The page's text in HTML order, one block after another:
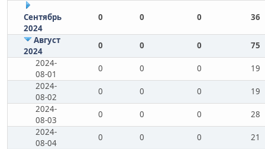
Сентябрь
2024
0 0 0 36
Август
2024
0 0 0
75
2024-
08-01
0 0 0
19
2024-
08-02
0 0 0
19
2024-
08-03
0 0 0
28
2024-
08-04
0 0 0
21